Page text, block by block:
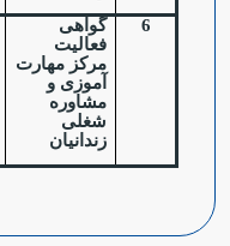
6
گواهی
فعالیت
مرکز مهارت
آموزی و
مشاوره
شغلی
زندانیان